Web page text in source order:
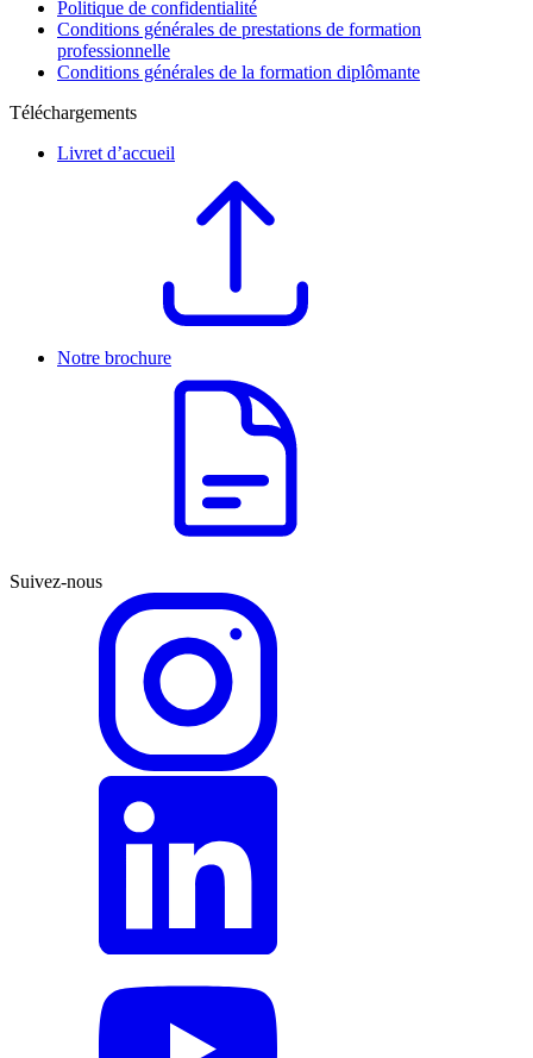
Politique de confidentialité
Conditions générales de prestations de formation
professionnelle
Conditions générales de la formation diplômante
Téléchargements
Livret d’accueil
Notre brochure
Suivez-nous